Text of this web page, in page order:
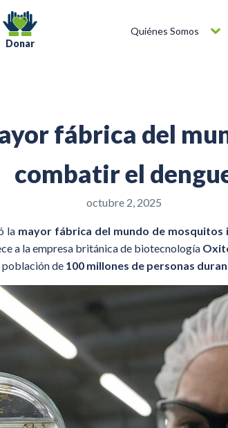
Donar
Quiénes Somos
fábrica del
combatir el
octubre 2, 2025
la mayor fábrica del mundo de
a la empresa británica de biotecnología
población de 100 millones de personas